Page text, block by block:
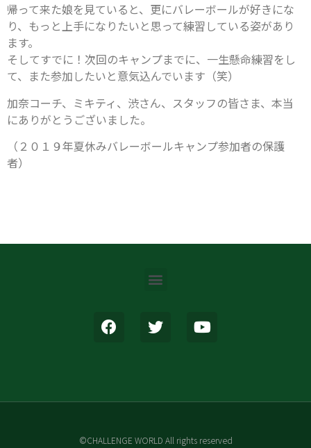
帰って来た娘を見ていると、更にバレーボールが好きにな
り、もっと上手になりたいと思って練習している姿があり
ます。
そしてすでに！次回のキャンプまでに、一生懸命練習をし
て、また参加したいと意気込んでいます（笑）
加奈コーチ、ミキティ、渋さん、スタッフの皆さま、本当
にありがとうございました。
（２０１９年夏休みバレーボールキャンプ参加者の保護
者）
©CHALLENGE WORLD All rights reserved